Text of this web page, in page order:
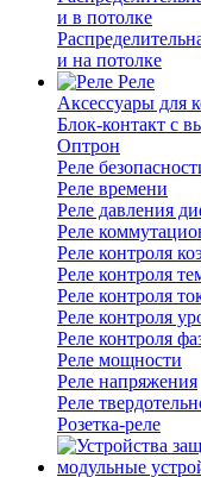
и в потолке
и на потолке
Реле
Аксессуары для
Блок-контакт с
Оптрон
Реле
Реле времени
Реле давления
Реле
Реле контроля
Реле контроля
Реле контроля
Реле контроля
Реле контроля
Реле мощности
Реле напряжения
Реле
Розетка-реле